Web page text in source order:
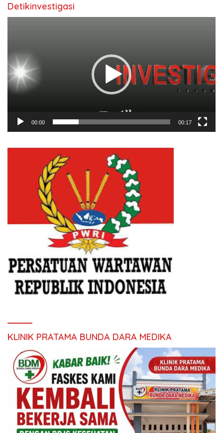
Detikinvestigasi
00:00 00:17
KLINIK PRATAMA BUNDA DARA MEDIKA